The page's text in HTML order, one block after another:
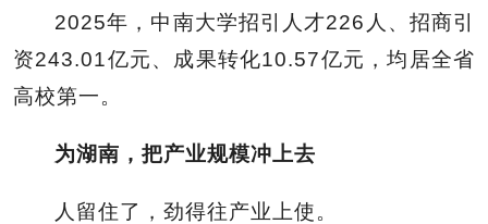
2025年，中南大学招引人才226人、招商引
资243.01亿元、成果转化10.57亿元，均居全省
高校第一。
为湖南，把产业规模冲上去
人留住了，劲得往产业上使。